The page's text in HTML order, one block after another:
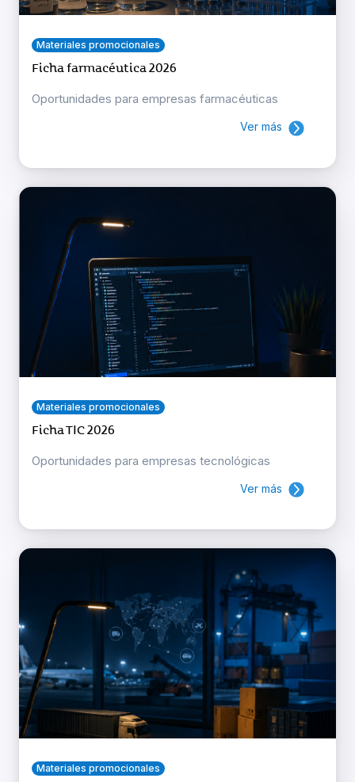
Materiales promocionales
Ficha farmacéutica 2026
Oportunidades para empresas farmacéuticas
Ver más
Materiales promocionales
Ficha TIC 2026
Oportunidades para empresas tecnológicas
Ver más
Materiales promocionales